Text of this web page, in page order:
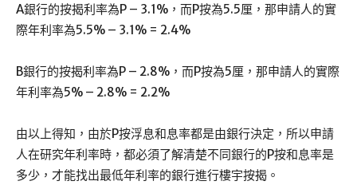
A銀行的按揭利率為P – 3.1%，而P按為5.5厘，那申請人的實
際年利率為5.5% – 3.1% = 2.4%
B銀行的按揭利率為P – 2.8%，而P按為5厘，那申請人的實際
年利率為5% – 2.8% = 2.2%
由以上得知，由於P按浮息和息率都是由銀行決定，所以申請
人在研究年利率時，都必須了解清楚不同銀行的P按和息率是
多少，才能找出最低年利率的銀行進行樓宇按揭。